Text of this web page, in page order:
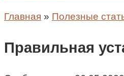
Главная » Полезные
Правильная